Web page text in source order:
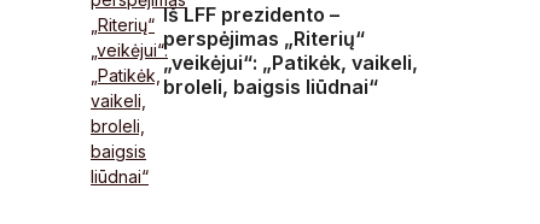
Iš LFF prezidento –
perspėjimas „Riterių“
„veikėjui“: „Patikėk, vaikeli,
broleli, baigsis liūdnai“